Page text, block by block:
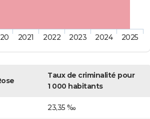
2021 2022 2023 2024 2025
Taux de criminalité pour
1 000 habitants
23,35 ‰